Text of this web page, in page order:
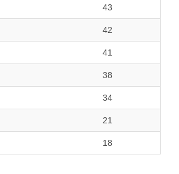
43
42
41
38
34
21
18